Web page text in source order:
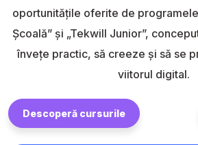
oportunitățile oferite de
Școală” și „Tekwill Junior”,
învețe practic, să creeze și să se
viitorul digital.
Descoperă cursurile